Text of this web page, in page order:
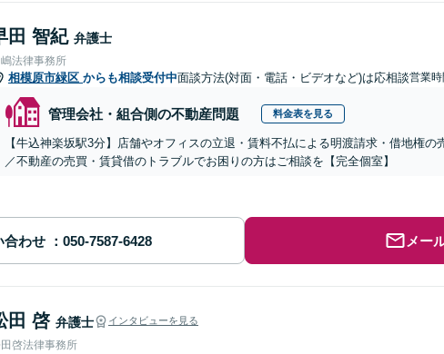
田 智紀 弁護士
法律事務所
相模原市緑区 からも相談受付中面談方法(対面・電話・ビデオなど)は応相談営業時
管理会社・組合側の不動産問題 料金表を見る
【牛込神楽坂駅3分】店舗やオフィスの立退・賃料不払による明渡請求・借地権
／不動産の売買・賃貸借のトラブルでお困りの方はご相談を【完全個室】
合わせ メー
田 啓 弁護士 インタビューを見る
啓法律事務所